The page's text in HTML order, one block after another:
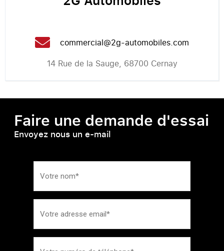
commercial@2g-automobiles.com
14 Rue de la Sauge, 68700 Cernay
Faire une demande d'essai
Envoyez nous un e-mail